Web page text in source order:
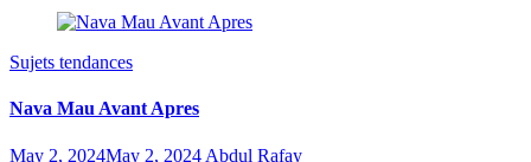
Sujets tendances
Nava Mau Avant Apres
May 2, 2024May 2, 2024 Abdul Rafay